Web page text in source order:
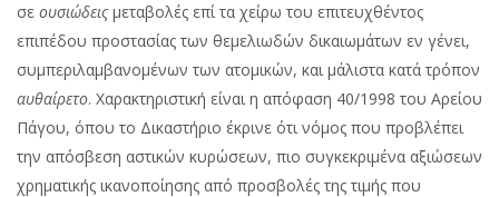
σε ουσιώδειςμεταβολές επί τα χείρω του επιτευχθέντος
επιπέδου προστασίας των θεμελιωδών δικαιωμάτων εν γένει,
συμπεριλαμβανομένων των ατομικών, και μάλιστα κατά τρόπον
αυθαίρετο. Χαρακτηριστική είναι η απόφαση 40/1998 του Αρείου
Πάγου, όπου το Δικαστήριο έκρινε ότι νόμος που προβλέπει
την απόσβεση αστικών κυρώσεων, πιο συγκεκριμένα αξιώσεων
χρηματικής ικανοποίησης από προσβολές της τιμής που